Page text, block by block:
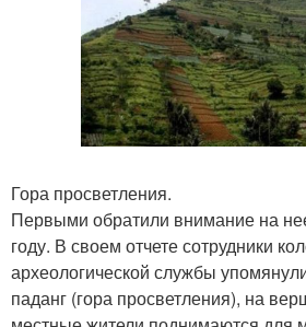
Гора просветления.
Первыми обратили внимание на
году. В своем отчете сотрудники
археологической службы
паданг (гора просветления), на